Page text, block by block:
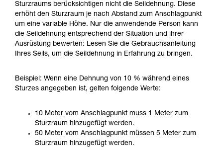
Sturzraums berücksichtigen nicht die Seildehnung. Diese
erhöht den Sturzraum je nach Abstand zum Anschlagpunkt
um eine variable Höhe. Nur die anwendende Person kann
die Seildehnung entsprechend der Situation und ihrer
Ausrüstung bewerten: Lesen Sie die Gebrauchsanleitung
Ihres Seils, um die Seildehnung in Erfahrung zu bringen.
Beispiel: Wenn eine Dehnung von 10 % während eines
Sturzes angegeben ist, gelten folgende Werte:
10 Meter vom Anschlagpunkt muss 1 Meter zum
Sturzraum hinzugefügt werden.
50 Meter vom Anschlagpunkt müssen 5 Meter zum
Sturzraum hinzugefügt werden.